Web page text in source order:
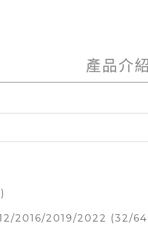
產品介紹
2016/2019/2022 (32/64